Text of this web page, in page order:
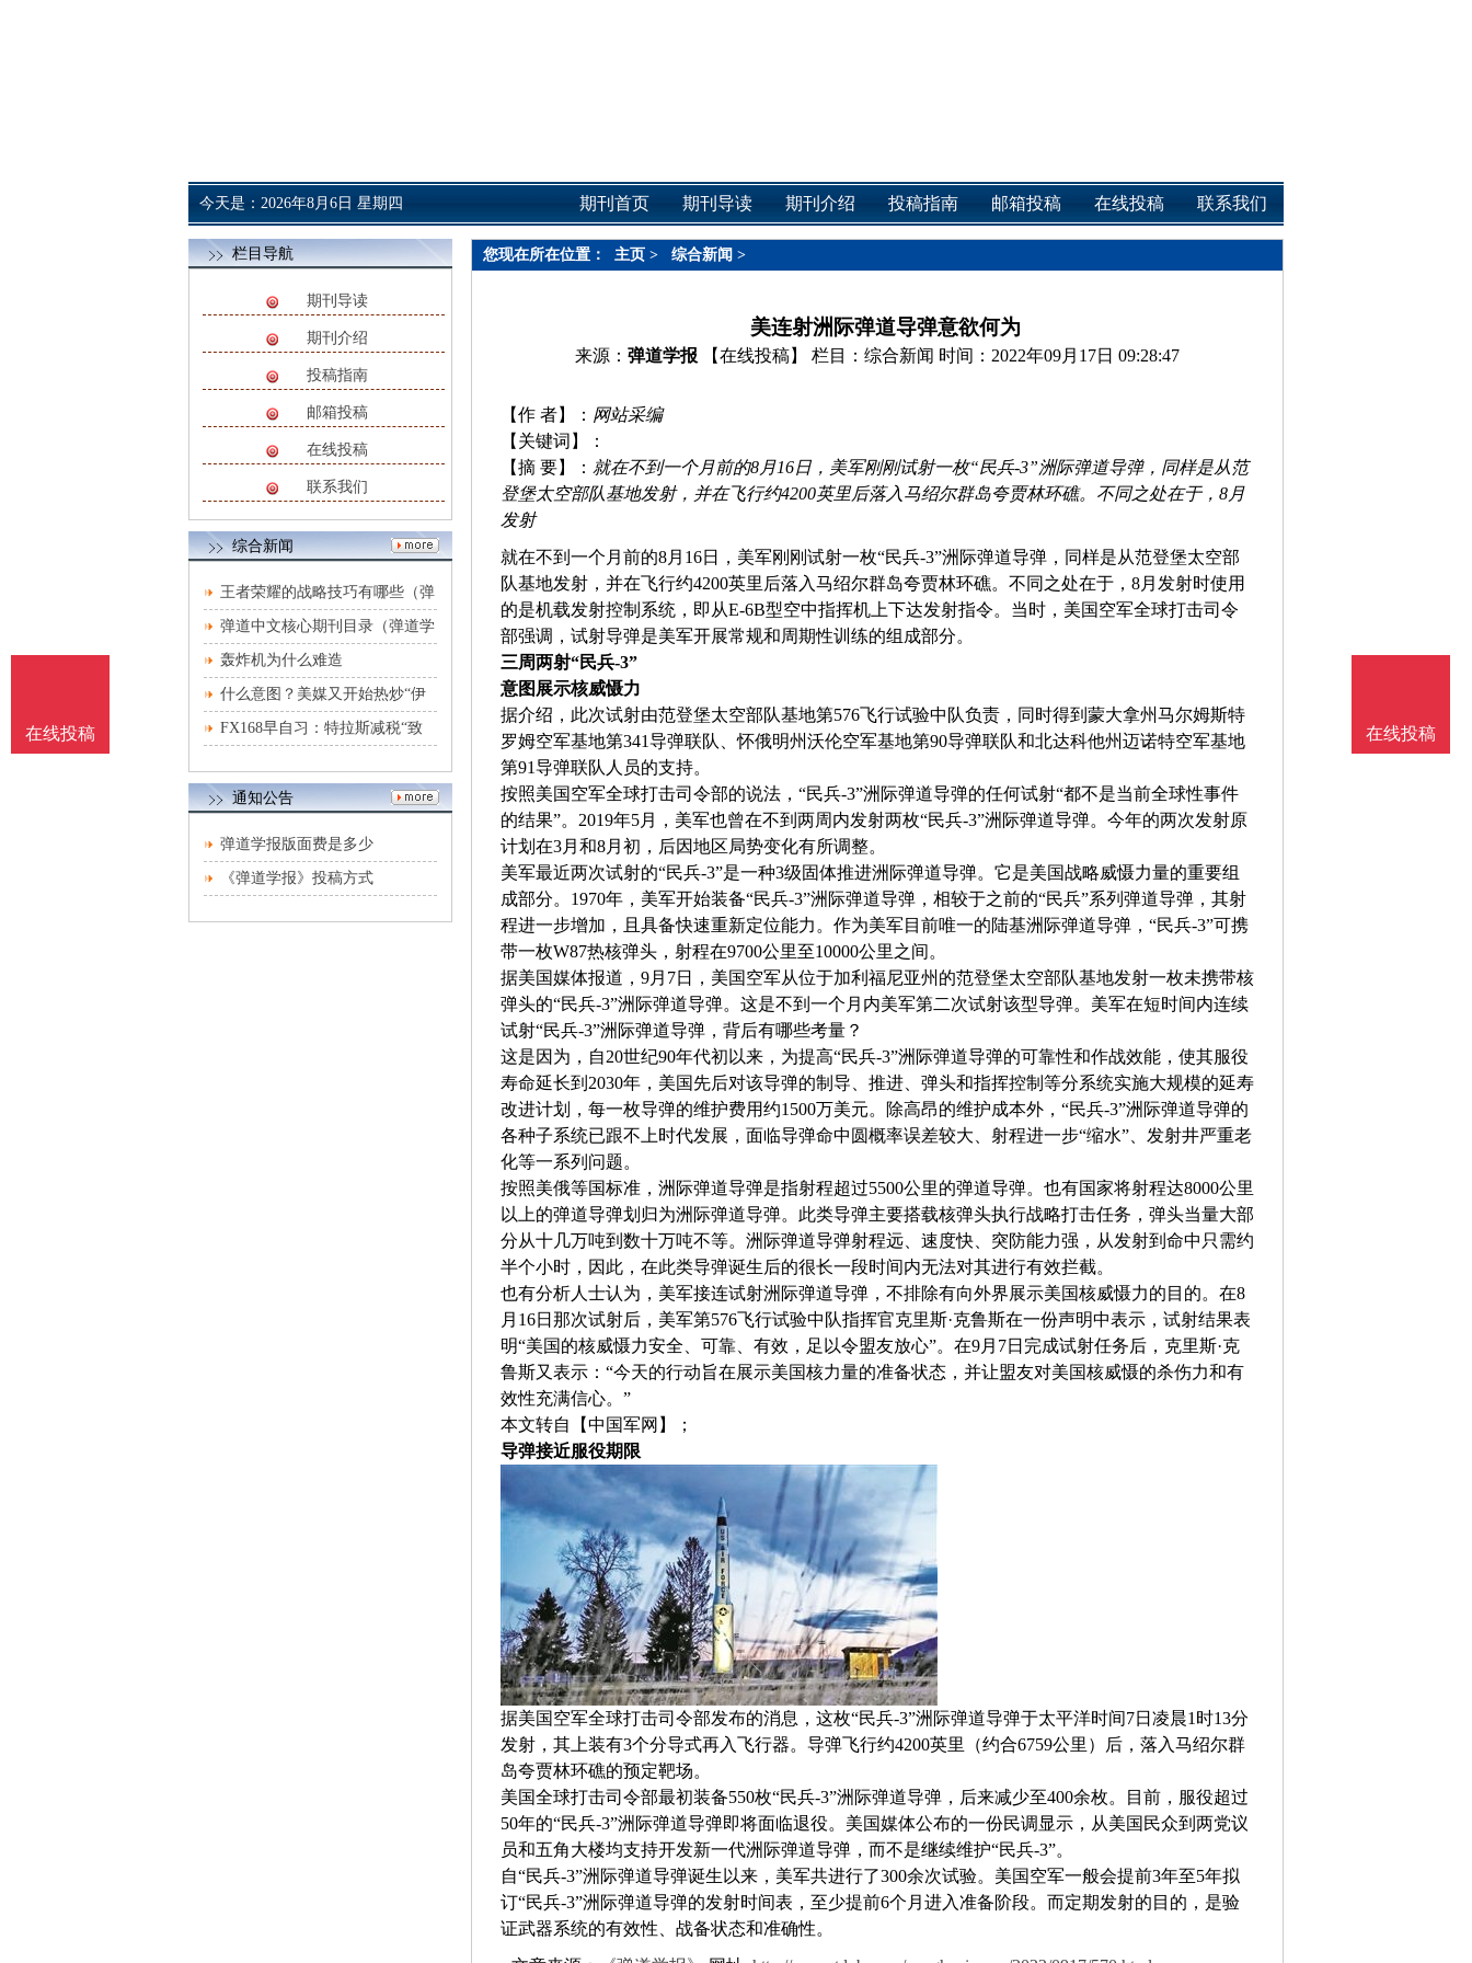
今天是：2026年8月6日 星期四 期刊首页 期刊导读 期刊介绍 投稿指南 邮箱投稿 在线投稿 联系我们
栏目导航
期刊导读
期刊介绍
投稿指南
邮箱投稿
在线投稿
联系我们
综合新闻
王者荣耀的战略技巧有哪些（弹
道论文格式要求
弹道中文核心期刊目录（弹道学
报期刊）
轰炸机为什么难造
什么意图？美媒又开始热炒“伊
朗将向俄提供弹
FX168早自习：特拉斯减税“致
通知公告
弹道学报版面费是多少
《弹道学报》投稿方式
您现在所在位置： 主页 > 综合新闻 >
美连射洲际弹道导弹意欲何为
来源： 弹道学报 【在线投稿】 栏目： 综合新闻 时间：2022年09月17日 09:28:47
【作 者】： 网站采编
【关键词】：
【摘 要】： 就在不到一个月前的8月16日，美军刚刚试射一枚“民兵-3”洲际弹道导弹，同样是从范
登堡太空部队基地发射，并在飞行约4200英里后落入马绍尔群岛夸贾林环礁。不同之处在于，8月
发射
就在不到一个月前的8月16日，美军刚刚试射一枚“民兵-3”洲际弹道导弹，同样是从范登堡太空部
队基地发射，并在飞行约4200英里后落入马绍尔群岛夸贾林环礁。不同之处在于，8月发射时使用
的是机载发射控制系统，即从E-6B型空中指挥机上下达发射指令。当时，美国空军全球打击司令
部强调，试射导弹是美军开展常规和周期性训练的组成部分。
三周两射“民兵-3”
意图展示核威慑力
据介绍，此次试射由范登堡太空部队基地第576飞行试验中队负责，同时得到蒙大拿州马尔姆斯特
罗姆空军基地第341导弹联队、怀俄明州沃伦空军基地第90导弹联队和北达科他州迈诺特空军基地
第91导弹联队人员的支持。
按照美国空军全球打击司令部的说法，“民兵-3”洲际弹道导弹的任何试射“都不是当前全球性事件
的结果”。2019年5月，美军也曾在不到两周内发射两枚“民兵-3”洲际弹道导弹。今年的两次发射原
计划在3月和8月初，后因地区局势变化有所调整。
美军最近两次试射的“民兵-3”是一种3级固体推进洲际弹道导弹。它是美国战略威慑力量的重要组
成部分。1970年，美军开始装备“民兵-3”洲际弹道导弹，相较于之前的“民兵”系列弹道导弹，其射
程进一步增加，且具备快速重新定位能力。作为美军目前唯一的陆基洲际弹道导弹，“民兵-3”可携
带一枚W87热核弹头，射程在9700公里至10000公里之间。
据美国媒体报道，9月7日，美国空军从位于加利福尼亚州的范登堡太空部队基地发射一枚未携带核
弹头的“民兵-3”洲际弹道导弹。这是不到一个月内美军第二次试射该型导弹。美军在短时间内连续
试射“民兵-3”洲际弹道导弹，背后有哪些考量？
这是因为，自20世纪90年代初以来，为提高“民兵-3”洲际弹道导弹的可靠性和作战效能，使其服役
寿命延长到2030年，美国先后对该导弹的制导、推进、弹头和指挥控制等分系统实施大规模的延寿
改进计划，每一枚导弹的维护费用约1500万美元。除高昂的维护成本外，“民兵-3”洲际弹道导弹的
各种子系统已跟不上时代发展，面临导弹命中圆概率误差较大、射程进一步“缩水”、发射井严重老
化等一系列问题。
按照美俄等国标准，洲际弹道导弹是指射程超过5500公里的弹道导弹。也有国家将射程达8000公里
以上的弹道导弹划归为洲际弹道导弹。此类导弹主要搭载核弹头执行战略打击任务，弹头当量大部
分从十几万吨到数十万吨不等。洲际弹道导弹射程远、速度快、突防能力强，从发射到命中只需约
半个小时，因此，在此类导弹诞生后的很长一段时间内无法对其进行有效拦截。
也有分析人士认为，美军接连试射洲际弹道导弹，不排除有向外界展示美国核威慑力的目的。在8
月16日那次试射后，美军第576飞行试验中队指挥官克里斯·克鲁斯在一份声明中表示，试射结果表
明“美国的核威慑力安全、可靠、有效，足以令盟友放心”。在9月7日完成试射任务后，克里斯·克
鲁斯又表示：“今天的行动旨在展示美国核力量的准备状态，并让盟友对美国核威慑的杀伤力和有
效性充满信心。”
本文转自【中国军网】；
导弹接近服役期限
据美国空军全球打击司令部发布的消息，这枚“民兵-3”洲际弹道导弹于太平洋时间7日凌晨1时13分
发射，其上装有3个分导式再入飞行器。导弹飞行约4200英里（约合6759公里）后，落入马绍尔群
岛夸贾林环礁的预定靶场。
美国全球打击司令部最初装备550枚“民兵-3”洲际弹道导弹，后来减少至400余枚。目前，服役超过
50年的“民兵-3”洲际弹道导弹即将面临退役。美国媒体公布的一份民调显示，从美国民众到两党议
员和五角大楼均支持开发新一代洲际弹道导弹，而不是继续维护“民兵-3”。
自“民兵-3”洲际弹道导弹诞生以来，美军共进行了300余次试验。美国空军一般会提前3年至5年拟
订“民兵-3”洲际弹道导弹的发射时间表，至少提前6个月进入准备阶段。而定期发射的目的，是验
证武器系统的有效性、战备状态和准确性。
在线投稿
在线投稿